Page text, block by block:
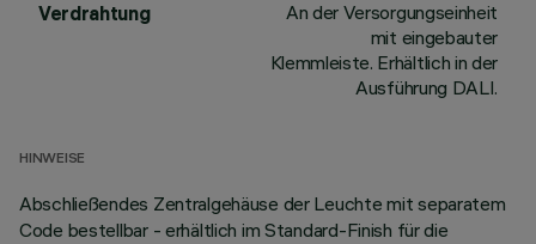
Verdrahtung
An der Versorgungseinheit
mit eingebauter
Klemmleiste. Erhältlich in der
Ausführung DALI.
HINWEISE
Abschließendes Zentralgehäuse der Leuchte mit separatem
Code bestellbar - erhältlich im Standard-Finish für die